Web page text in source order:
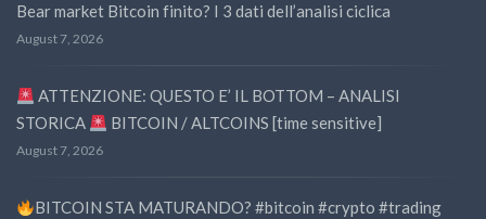
Bear market Bitcoin finito? I 3 dati dell’analisi ciclica
August 7, 2026
ATTENZIONE: QUESTO E’ IL BOTTOM – ANALISI
STORICA
BITCOIN / ALTCOINS [time sensitive]
August 7, 2026
BITCOIN STA MATURANDO? #bitcoin #crypto #trading